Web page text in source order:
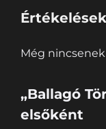
Értékelések
Még
„Ballagó
elsőként